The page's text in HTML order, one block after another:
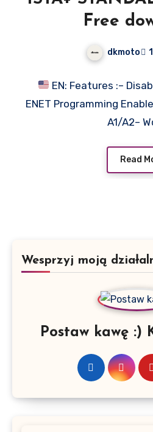
Free
dkmoto
EN: Features :–
ENET Programming
A1/A2–
Read
Wesprzyj moją
Postaw kawę :)